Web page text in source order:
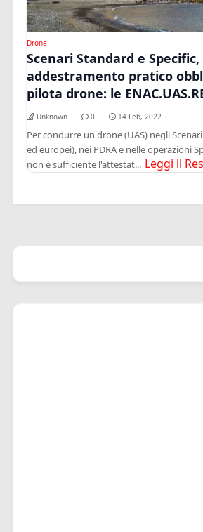
Drone
Scenari Standard e Specific,
addestramento pratico
pilota drone: le
Unknown 0 14 Feb, 2022
Per condurre un drone (UAS) negli
ed europei), nei PDRA e nelle operazioni
non è sufficiente l'attestat... Leggi il